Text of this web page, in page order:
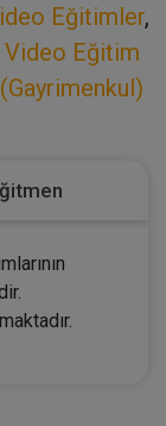
Eğitimler,
Video Eğitim